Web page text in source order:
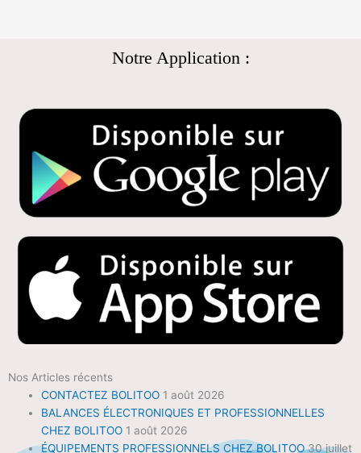
Notre Application :
Nos Articles récents
CONTACTEZ BOLITOO 1 août 2026
BALANCES ÉLECTRONIQUES ET PROFESSIONNELLES
CHEZ BOLITOO 1 août 2026
ÉQUIPEMENTS PROFESSIONNELS CHEZ BOLITOO 30 juillet